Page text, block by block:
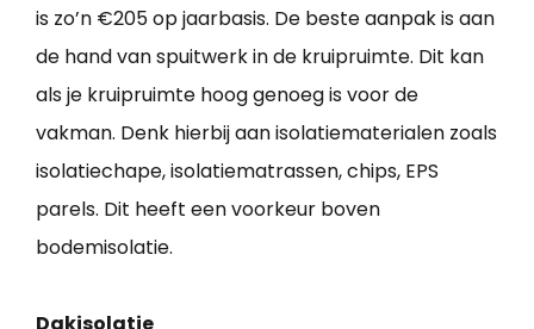
is zo’n €205 op jaarbasis. De beste aanpak is aan
de hand van spuitwerk in de kruipruimte. Dit kan
als je kruipruimte hoog genoeg is voor de
vakman. Denk hierbij aan isolatiematerialen zoals
isolatiechape, isolatiematrassen, chips, EPS
parels. Dit heeft een voorkeur boven
bodemisolatie.